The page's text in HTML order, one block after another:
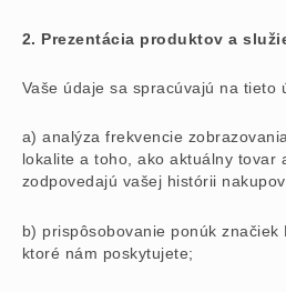
2. Prezentácia produktov a
Vaše údaje sa spracúvajú na tieto
a) analýza frekvencie
lokalite a toho, ako aktuálny tovar
zodpovedajú vašej histórii
b) prispôsobovanie ponúk značiek
ktoré nám poskytujete;